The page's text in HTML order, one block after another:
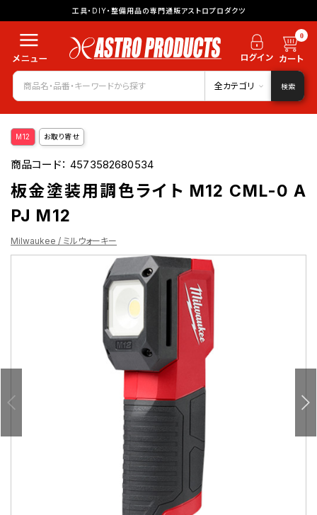
工具・DIY・整備用品の専門通販アストロプロダクツ
0
全カテゴリ 検索
M12 お取り寄せ
商品コード：4573582680534
板金塗装用調色ライト M12 CML-0 A
PJ M12
Milwaukee / ミルウォーキー